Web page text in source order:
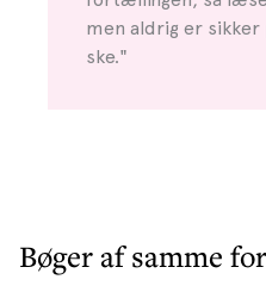
men aldrig er sikker
ske."
Bøger af samme